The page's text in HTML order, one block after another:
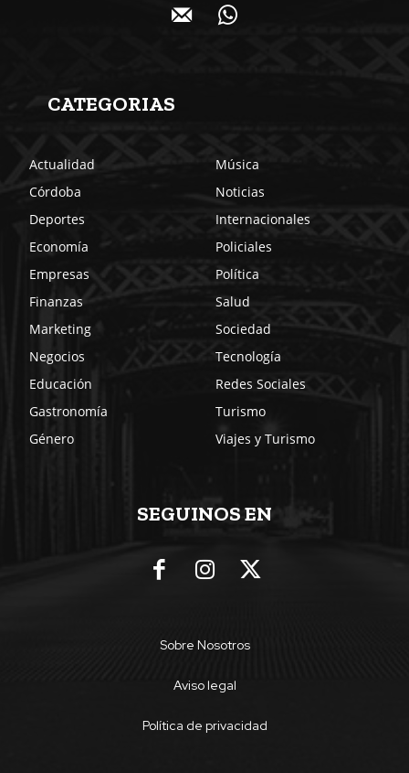
CATEGORIAS
Actualidad
Córdoba
Deportes
Economía
Empresas
Finanzas
Marketing
Negocios
Educación
Gastronomía
Género
Música
Noticias
Internacionales
Policiales
Política
Salud
Sociedad
Tecnología
Redes Sociales
Turismo
Viajes y Turismo
SEGUINOS EN
Sobre Nosotros
Aviso legal
Política de privacidad